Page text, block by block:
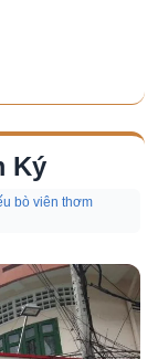
Ký
bò viên thơm